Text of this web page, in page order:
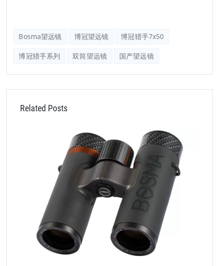
Bosma望远镜 博冠望远镜 博冠猎手7x50
博冠猎手系列 双筒望远镜 国产望远镜
Related Posts